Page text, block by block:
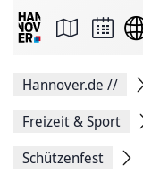
Seite
Facebook
teilen
Seitenlink
Hannover.de //
Freizeit & Sport
Schützenfest